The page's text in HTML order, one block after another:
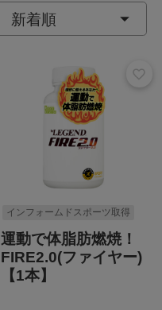
インフォームドスポーツ取得
運動で体脂肪燃焼！
FIRE2.0(ファイヤー)
【1本】